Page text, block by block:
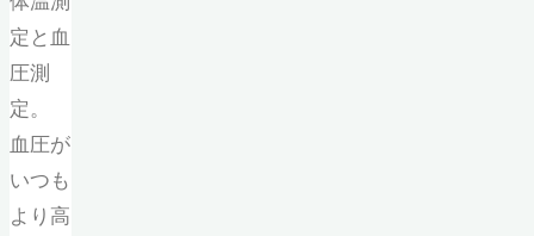
定と血
圧測
定。
血圧が
いつも
より高